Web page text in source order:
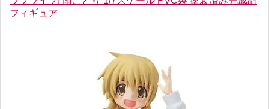
フィギュア